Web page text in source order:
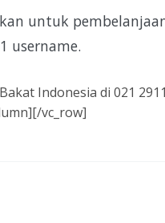
untuk
username.
Indonesia di 021
vc_row]